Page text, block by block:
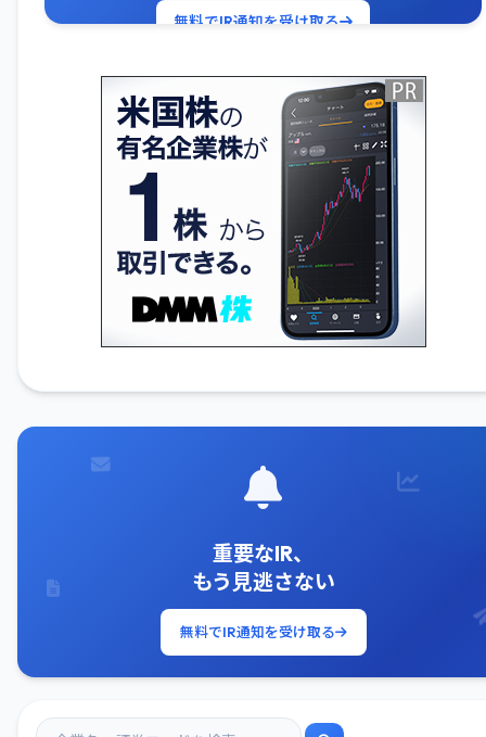
無料でIR通知を受け取る
重要なIR、
もう見逃さない
無料でIR通知を受け取る